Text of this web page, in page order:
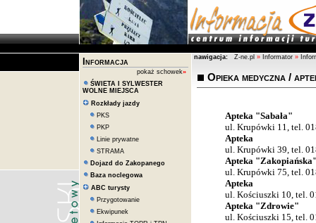
Informacja
pokaż schowek»
ŚWIETA I SYLWESTER
WOLNE MIEJSCA
Rozkłady jazdy
PKS
PKP
Linie prywatne
STRAMA
Dojazd do Zakopanego
Baza noclegowa
ABC turysty
Przygotowanie
Ekwipunek
nawigacja: Z-ne.pl » Informator »
Opieka medyczna /
Apteka "Sabała"
ul. Krupówki 11, tel.
Apteka
ul. Krupówki 39, tel.
Apteka
ul. Krupówki 75, tel.
Apteka
ul. Kościuszki 10, tel.
Apteka "Zdrowie"
ul. Kościuszki 15, tel.